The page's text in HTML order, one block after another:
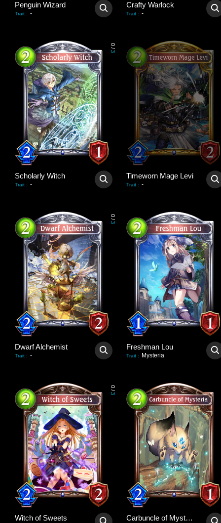
Penguin Wizard
Trait : -
Crafty Warlock
Trait : -
0
/
3
Scholarly Witch
Trait : -
Timeworn Mage Levi
Trait : -
0
/
3
Dwarf Alchemist
Trait : -
Freshman Lou
Trait : Mysteria
0
/
3
Witch of Sweets Carbuncle of Mysteria